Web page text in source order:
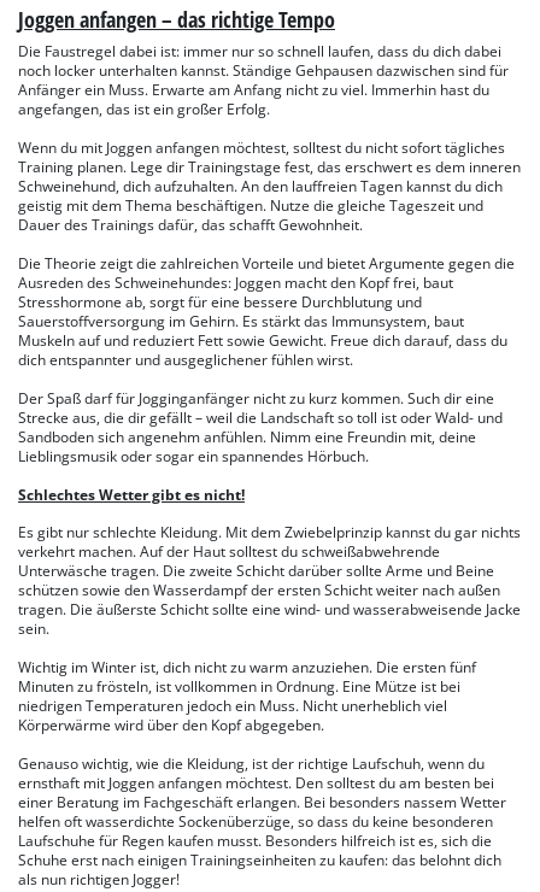
Joggen anfangen – das richtige Tempo
Die Faustregel dabei ist: immer nur so schnell laufen, dass du dich dabei
noch locker unterhalten kannst. Ständige Gehpausen dazwischen sind für
Anfänger ein Muss. Erwarte am Anfang nicht zu viel. Immerhin hast du
angefangen, das ist ein großer Erfolg.
Wenn du mit Joggen anfangen möchtest, solltest du nicht sofort tägliches
Training planen. Lege dir Trainingstage fest, das erschwert es dem inneren
Schweinehund, dich aufzuhalten. An den lauffreien Tagen kannst du dich
geistig mit dem Thema beschäftigen. Nutze die gleiche Tageszeit und
Dauer des Trainings dafür, das schafft Gewohnheit.
Die Theorie zeigt die zahlreichen Vorteile und bietet Argumente gegen die
Ausreden des Schweinehundes: Joggen macht den Kopf frei, baut
Stresshormone ab, sorgt für eine bessere Durchblutung und
Sauerstoffversorgung im Gehirn. Es stärkt das Immunsystem, baut
Muskeln auf und reduziert Fett sowie Gewicht. Freue dich darauf, dass du
dich entspannter und ausgeglichener fühlen wirst.
Der Spaß darf für Jogginganfänger nicht zu kurz kommen. Such dir eine
Strecke aus, die dir gefällt – weil die Landschaft so toll ist oder Wald- und
Sandboden sich angenehm anfühlen. Nimm eine Freundin mit, deine
Lieblingsmusik oder sogar ein spannendes Hörbuch.
Schlechtes Wetter gibt es nicht!
Es gibt nur schlechte Kleidung. Mit dem Zwiebelprinzip kannst du gar nichts
verkehrt machen. Auf der Haut solltest du schweißabwehrende
Unterwäsche tragen. Die zweite Schicht darüber sollte Arme und Beine
schützen sowie den Wasserdampf der ersten Schicht weiter nach außen
tragen. Die äußerste Schicht sollte eine wind- und wasserabweisende Jacke
sein.
Wichtig im Winter ist, dich nicht zu warm anzuziehen. Die ersten fünf
Minuten zu frösteln, ist vollkommen in Ordnung. Eine Mütze ist bei
niedrigen Temperaturen jedoch ein Muss. Nicht unerheblich viel
Körperwärme wird über den Kopf abgegeben.
Genauso wichtig, wie die Kleidung, ist der richtige Laufschuh, wenn du
ernsthaft mit Joggen anfangen möchtest. Den solltest du am besten bei
einer Beratung im Fachgeschäft erlangen. Bei besonders nassem Wetter
helfen oft wasserdichte Sockenüberzüge, so dass du keine besonderen
Laufschuhe für Regen kaufen musst. Besonders hilfreich ist es, sich die
Schuhe erst nach einigen Trainingseinheiten zu kaufen: das belohnt dich
als nun richtigen Jogger!